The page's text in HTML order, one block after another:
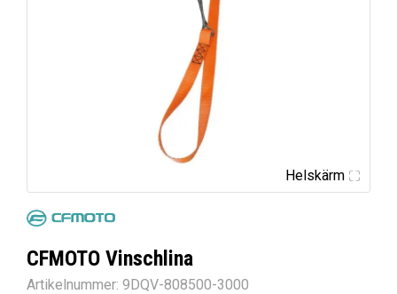
Helskärm
CFMOTO Vinschlina
Artikelnummer: 9DQV-808500-3000